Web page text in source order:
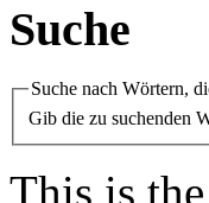
Suche
Suche nach Wörtern,
Gib die zu suchenden
This is